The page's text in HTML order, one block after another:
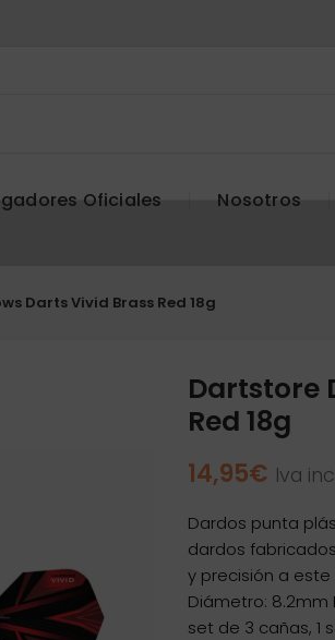
Oficiales Nosotros
Darts Vivid Brass Red 18g
Dartstore
Red 18g
14,95€ Iva
Dardos punta
dardos
y precisión a
Diámetro: 8.2mm
set de 3 cañas, 1